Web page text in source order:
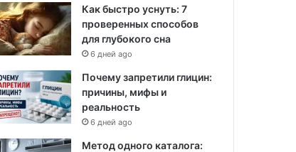
Как быстро уснуть: 7
проверенных способов
для глубокого сна
6 дней ago
Почему запретили глицин:
причины, мифы и
реальность
6 дней ago
Метод одного каталога: